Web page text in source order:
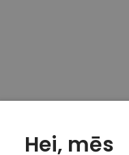
Hei, mēs